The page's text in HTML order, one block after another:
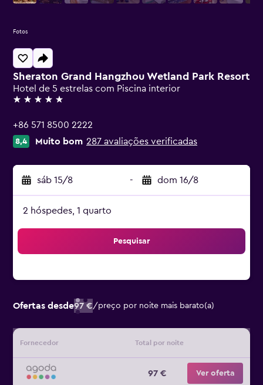
Sheraton Grand Hangzhou Wetland Park Resort
Hotel de 5 estrelas com Piscina interior
5 estrelas
+86 571 8500 2222
8,4 Muito bom 287 avaliações verificadas
sáb 15/8 - dom 16/8
2 hóspedes, 1 quarto
Pesquisar
Ofertas desde97 €/preço por noite mais barato(a)
Fornecedor Total por noite
97 € Ver oferta
Fotos